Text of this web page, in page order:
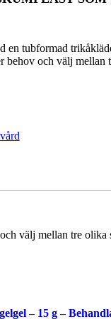
en tubformad
behov och välj mellan
välj mellan tre
– 15 g –